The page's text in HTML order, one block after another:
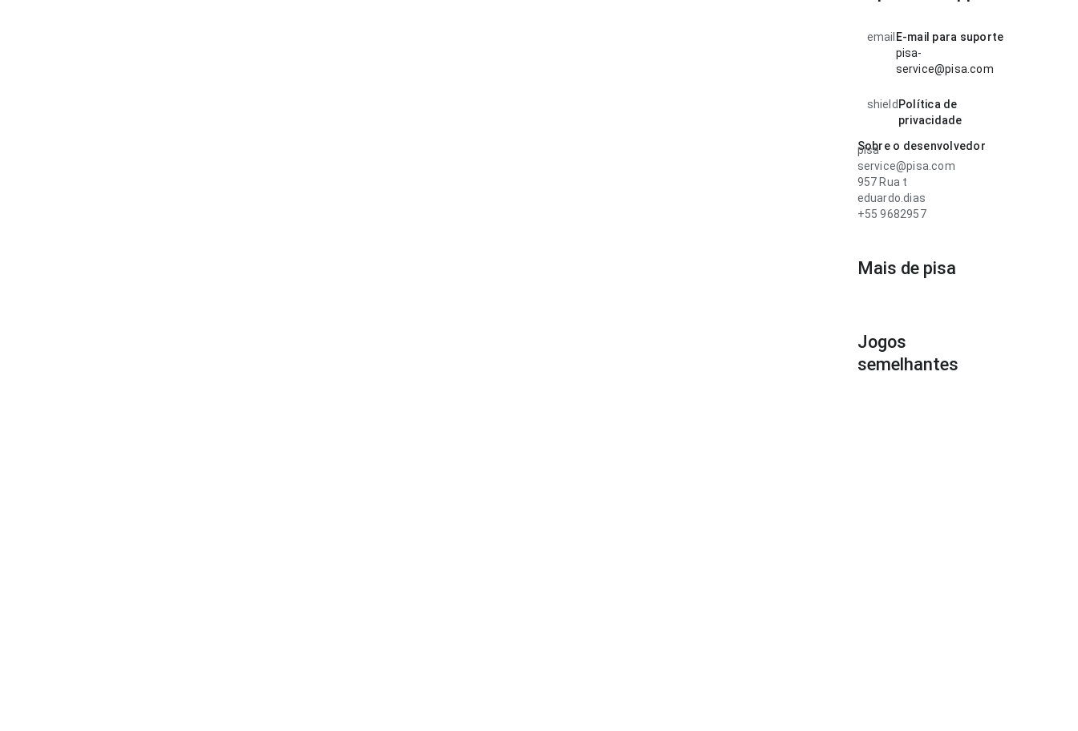
email E-mail para suporte
pisa-
service@pisa.com
shield Política de
privacidade
Sobre o desenvolvedor
pisa
service@pisa.com
957 Rua t
eduardo.dias
+55 9682957
Mais de pisa
Jogos
semelhantes